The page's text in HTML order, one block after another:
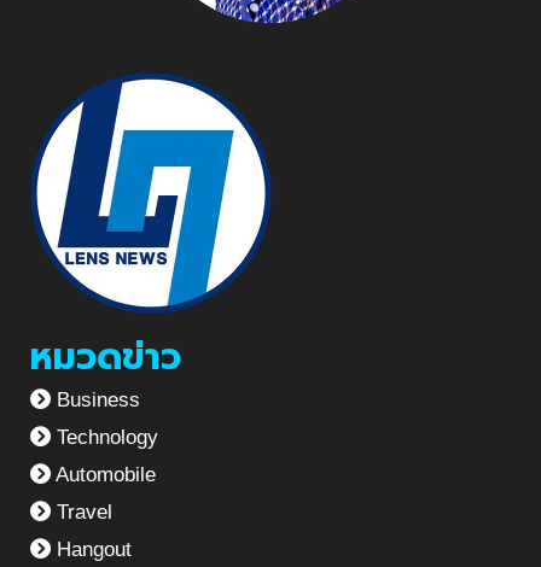
หมวดข่าว
Business
Technology
Automobile
Travel
Hangout